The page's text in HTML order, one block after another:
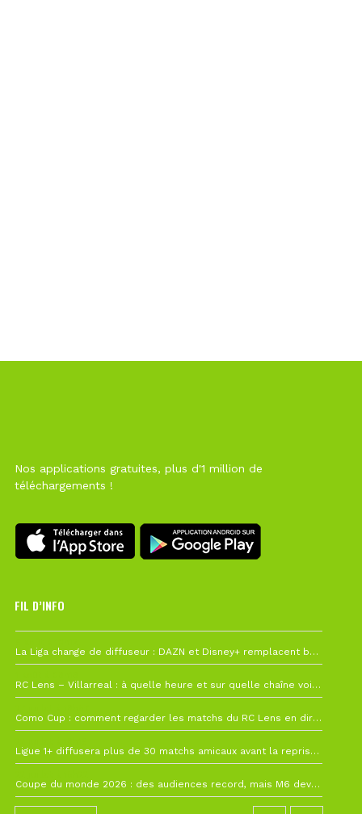
Nos applications gratuites, plus d'1 million de
téléchargements !
FIL D’INFO
La Liga change de diffuseur : DAZN et Disney+ remplacent beIN Sports !
RC Lens – Villarreal : à quelle heure et sur quelle chaîne voir la finale de la Como Cup ?
Como Cup : comment regarder les matchs du RC Lens en direct ?
Ligue 1+ diffusera plus de 30 matchs amicaux avant la reprise de la Ligue 1
Coupe du monde 2026 : des audiences record, mais M6 devrait perdre très gros !